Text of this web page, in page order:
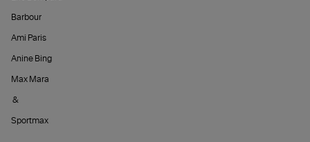
Barbour
Ami Paris
Anine Bing
Max Mara
&
Sportmax